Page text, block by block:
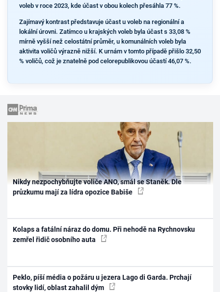
voleb v roce 2023, kde účast v obou kolech přesáhla 77 %.
Zajímavý kontrast představuje účast u voleb na regionální a
lokální úrovni. Zatímco u krajských voleb byla účast s 33,08 %
mírně vyšší než celostátní průměr, u komunálních voleb byla
aktivita voličů výrazně nižší. K urnám v tomto případě přišlo 32,50
% voličů, což je znatelně pod celorepublikovou účastí 46,07 %.
Nikdy nezpochybňujte voliče ANO, smál se Staněk. Dle
průzkumu mají za lídra opozice Babiše
Kolaps a fatální náraz do domu. Při nehodě na Rychnovsku
zemřel řidič osobního auta
Peklo, píší média o požáru u jezera Lago di Garda. Prchají
stovky lidí, oblast zahalil dým